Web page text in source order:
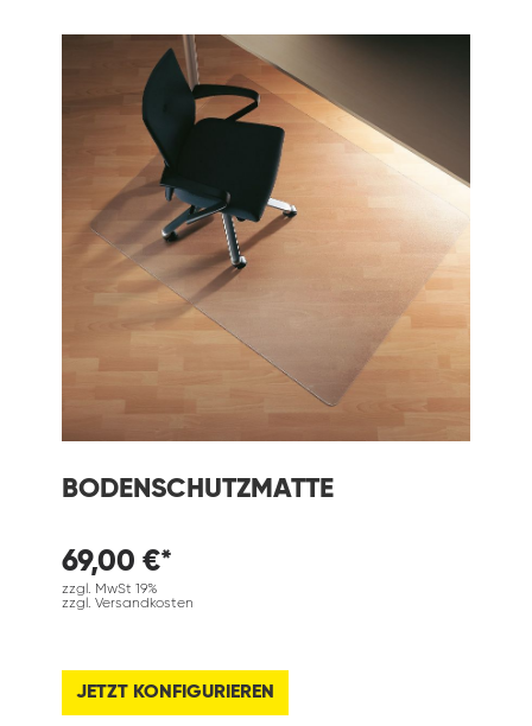
BODENSCHUTZMATTE
69,00 €*
zzgl. MwSt 19%
zzgl. Versandkosten
JETZT KONFIGURIEREN